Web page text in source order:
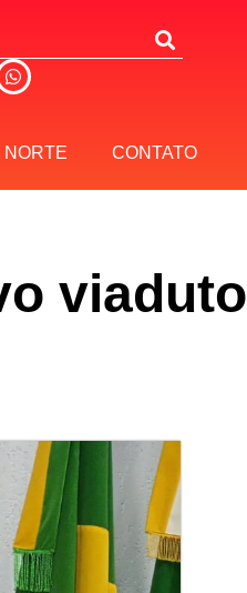
NORTE CONTATO
viaduto